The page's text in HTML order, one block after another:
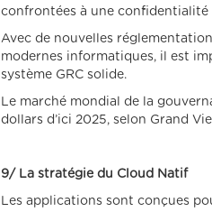
confrontées à une confidentialité
Avec de nouvelles
modernes informatiques, il est
système GRC solide.
Le marché mondial de la
dollars d’ici 2025, selon Grand
9/ La stratégie du Cloud Natif
Les applications sont conçues